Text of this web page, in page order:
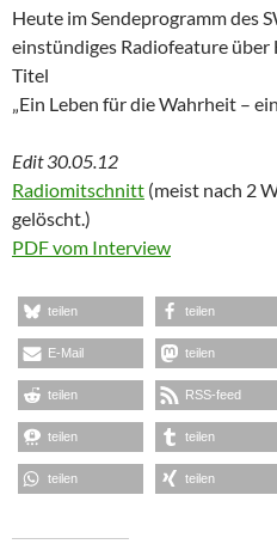
Heute im Sendeprogramm des
einstündiges Radiofeature
Titel
„Ein Leben für die Wahrheit –
Edit 30.05.12
Radiomitschnitt (meist nach 2
gelöscht.)
PDF vom Interview
teilen teilen
E-Mail teilen
teilen RSS-feed
teilen teilen
teilen teilen